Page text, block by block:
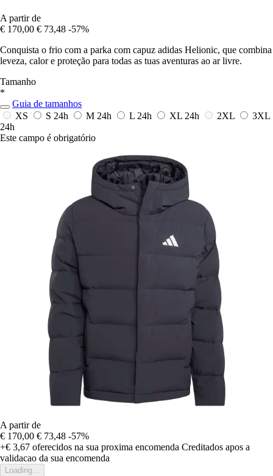
A partir de
€ 170,00 € 73,48 -57%
Conquista o frio com a parka com capuz adidas Helionic, que combina
leveza, calor e proteção para todas as tuas aventuras ao ar livre.
Tamanho
*
Guia de tamanhos
XS
S 24h M 24h L 24h XL 24h 2XL
3XL
24h
Este campo é obrigatório
A partir de
€ 170,00 € 73,48 -57%
+€ 3,67 oferecidos na sua proxima encomenda Creditados apos a
validacao da sua encomenda
Loading...